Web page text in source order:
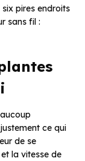
pires endroits
sans fil :
justement ce qui
de se
la vitesse de